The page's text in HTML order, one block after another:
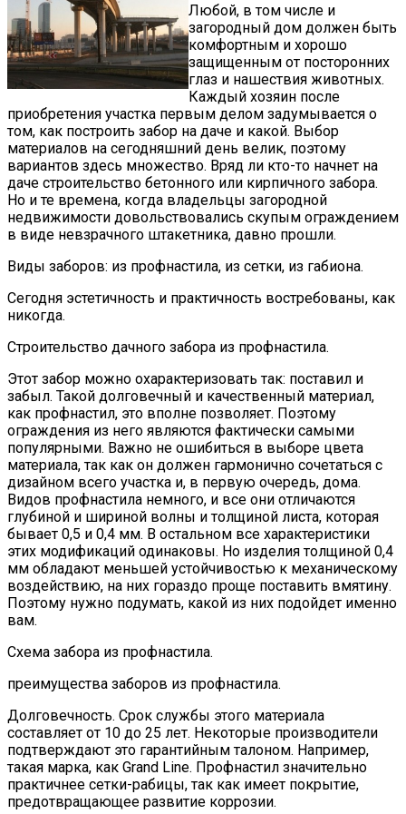
Любой, в том числе и
загородный дом должен быть
комфортным и хорошо
защищенным от посторонних
глаз и нашествия животных.
Каждый хозяин после
приобретения участка первым делом задумывается о
том, как построить забор на даче и какой. Выбор
материалов на сегодняшний день велик, поэтому
вариантов здесь множество. Вряд ли кто-то начнет на
даче строительство бетонного или кирпичного забора.
Но и те времена, когда владельцы загородной
недвижимости довольствовались скупым ограждением
в виде невзрачного штакетника, давно прошли.
Виды заборов: из профнастила, из сетки, из габиона.
Сегодня эстетичность и практичность востребованы, как
никогда.
Строительство дачного забора из профнастила.
Этот забор можно охарактеризовать так: поставил и
забыл. Такой долговечный и качественный материал,
как профнастил, это вполне позволяет. Поэтому
ограждения из него являются фактически самыми
популярными. Важно не ошибиться в выборе цвета
материала, так как он должен гармонично сочетаться с
дизайном всего участка и, в первую очередь, дома.
Видов профнастила немного, и все они отличаются
глубиной и шириной волны и толщиной листа, которая
бывает 0,5 и 0,4 мм. В остальном все характеристики
этих модификаций одинаковы. Но изделия толщиной 0,4
мм обладают меньшей устойчивостью к механическому
воздействию, на них гораздо проще поставить вмятину.
Поэтому нужно подумать, какой из них подойдет именно
вам.
Схема забора из профнастила.
преимущества заборов из профнастила.
Долговечность. Срок службы этого материала
составляет от 10 до 25 лет. Некоторые производители
подтверждают это гарантийным талоном. Например,
такая марка, как Grand Line. Профнастил значительно
практичнее сетки-рабицы, так как имеет покрытие,
предотвращающее развитие коррозии.